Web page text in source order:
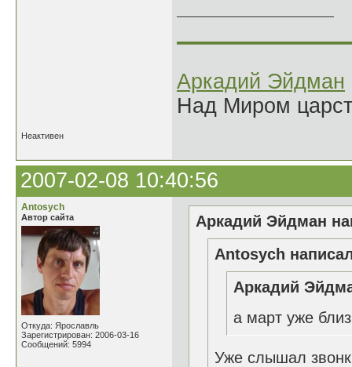
Аркадий Эйдман
Над Миром
Неактивен
2007-02-08 10:40:56
Antosych
Автор сайта
Откуда: Ярославль
Зарегистрирован: 2006-03-16
Сообщений: 5994
Аркадий Эйдман
Antosych
Аркадий
а март уже
Уже слышал